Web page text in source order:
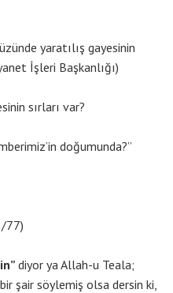
yaratılış gayesinin
İşleri Başkanlığı)
sırları var?
doğumunda?”
77)
diyor ya Allah-u Teala;
şair söylemiş olsa dersin ki,